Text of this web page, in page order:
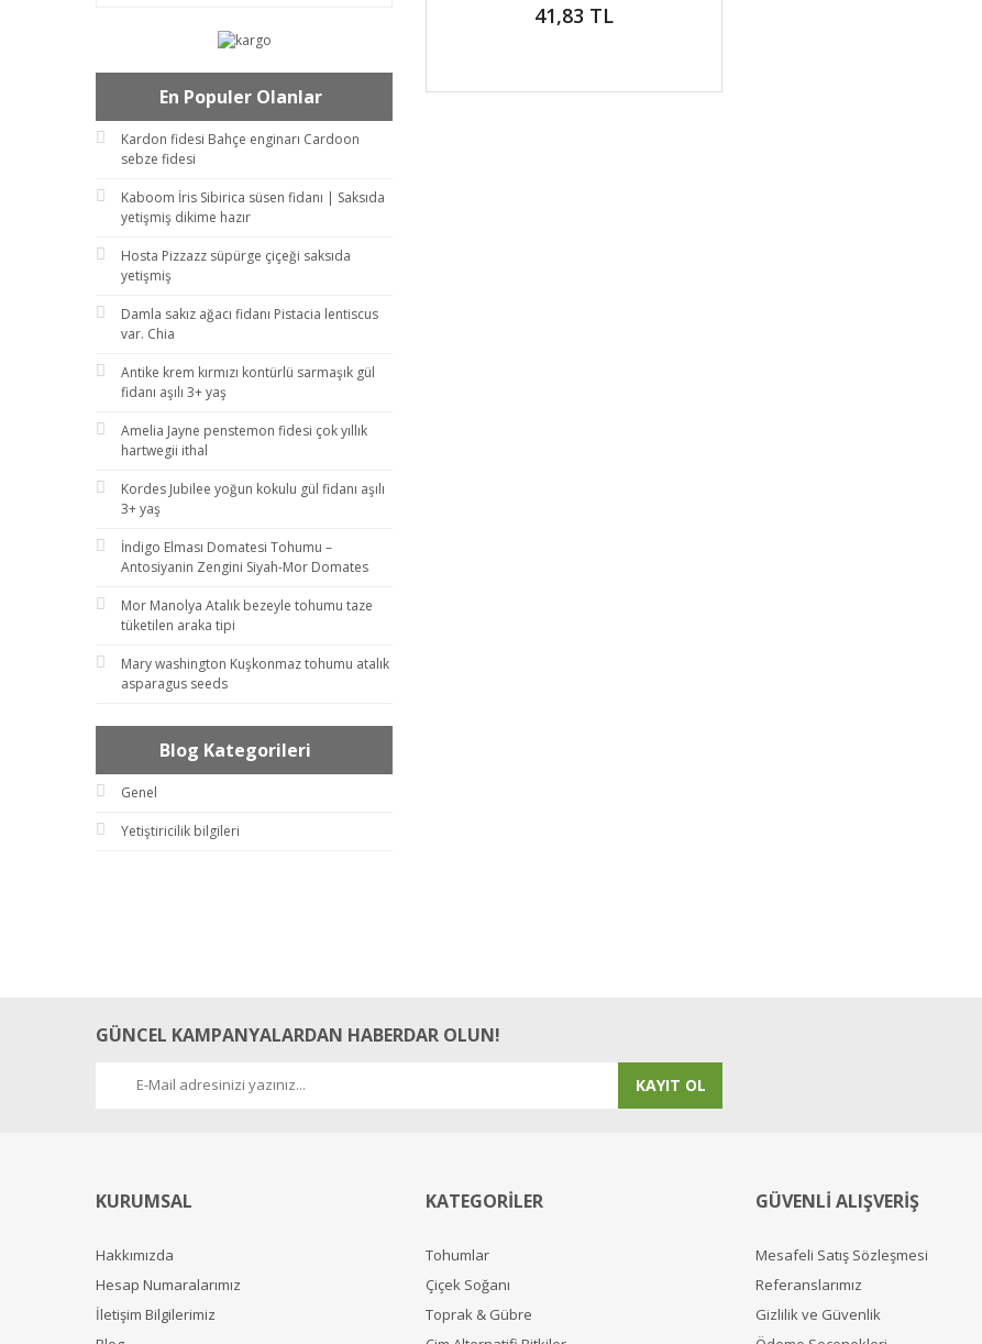
En Populer Olanlar
Kardon fidesi Bahçe enginarı Cardoon
sebze fidesi
Kaboom İris Sibirica süsen fidanı | Saksıda
yetişmiş dikime hazır
Hosta Pizzazz süpürge çiçeği saksıda
yetişmiş
Damla sakız ağacı fidanı Pistacia lentiscus
var. Chia
Antike krem kırmızı kontürlü sarmaşık gül
fidanı aşılı 3+ yaş
Amelia Jayne penstemon fidesi çok yıllık
hartwegii ithal
Kordes Jubilee yoğun kokulu gül fidanı aşılı
3+ yaş
İndigo Elması Domatesi Tohumu –
Antosiyanin Zengini Siyah-Mor Domates
Mor Manolya Atalık bezeyle tohumu taze
tüketilen araka tipi
Mary washington Kuşkonmaz tohumu atalık
asparagus seeds
Blog Kategorileri
Genel
Yetiştiricilik bilgileri
41,83 TL
GÜNCEL KAMPANYALARDAN HABERDAR OLUN!
KAYIT OL
KURUMSAL
Hakkımızda
Hesap Numaralarımız
İletişim Bilgilerimiz
KATEGORİLER
Tohumlar
Çiçek Soğanı
Toprak & Gübre
GÜVENLİ ALIŞVERİŞ
Mesafeli Satış Sözleşmesi
Referanslarımız
Gizlilik ve Güvenlik